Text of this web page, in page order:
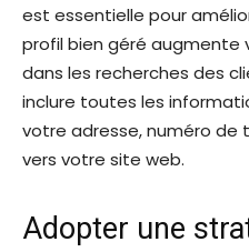
est essentielle pour
profil bien géré augmente
dans les recherches des
inclure toutes les
votre adresse, numéro de
vers votre site web.
Adopter une